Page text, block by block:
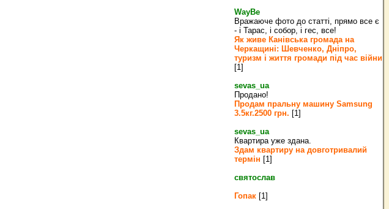
WayBe
Вражаюче фото до статті, прямо все є
- і Тарас, і собор, і гес, все!
Як живе Канівська громада на
Черкащині: Шевченко, Дніпро,
туризм і життя громади під час війни
[1]
sevas_ua
Продано!
Продам пральну машину Samsung
3.5кг.2500 грн. [1]
sevas_ua
Квартира уже здана.
Здам квартиру на довготривалий
термін [1]
святослав
Гопак [1]